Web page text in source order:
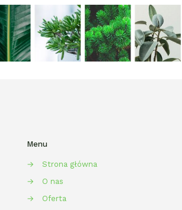
Menu
→
Strona główna
→
O nas
→
Oferta